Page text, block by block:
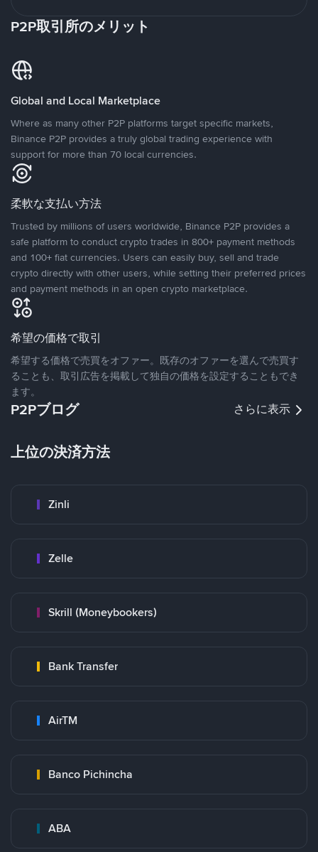
P2P取引所のメリット
Global and Local Marketplace
Where as many other P2P platforms target specific markets,
Binance P2P provides a truly global trading experience with
support for more than 70 local currencies.
柔軟な支払い方法
Trusted by millions of users worldwide, Binance P2P provides a
safe platform to conduct crypto trades in 800+ payment methods
and 100+ fiat currencies. Users can easily buy, sell and trade
crypto directly with other users, while setting their preferred prices
and payment methods in an open crypto marketplace.
希望の価格で取引
希望する価格で売買をオファー。既存のオファーを選んで売買す
ることも、取引広告を掲載して独自の価格を設定することもでき
ます。
P2Pブログ さらに表示
上位の決済方法
Zinli
Zelle
Skrill (Moneybookers)
Bank Transfer
AirTM
Banco Pichincha
ABA